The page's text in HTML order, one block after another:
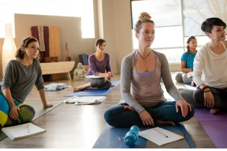
EN
MAS
DAUSÀ
(Costa
Brava)